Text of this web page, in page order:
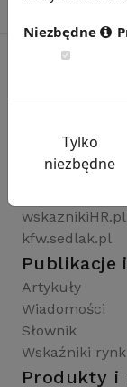
wskaznikiHR.pl
kfw.sedlak.pl
Publikacje
Artykuły
Wiadomości
Słownik
Wskaźniki
Produkty i
Niezbędne
Tylko
niezbędne